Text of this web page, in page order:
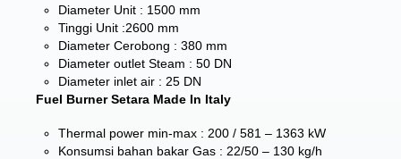
Diameter Unit : 1500 mm
Tinggi Unit :2600 mm
Diameter Cerobong : 380 mm
Diameter outlet Steam : 50 DN
Diameter inlet air : 25 DN
Fuel Burner Setara Made In Italy
Thermal power min-max : 200 / 581 – 1363 kW
Konsumsi bahan bakar Gas : 22/50 – 130 kg/h